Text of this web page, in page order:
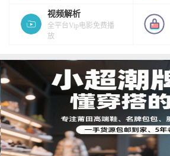
视频解析
全平台Vip电影免费播
放